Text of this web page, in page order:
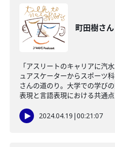
町田樹さ
「アスリートのキャリアに汽
ュアスケーターからスポーツ
さんの道のり。大学での学び
表現と言語表現における共通
2024.04.19 |00:21:07